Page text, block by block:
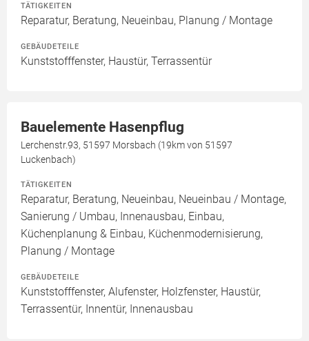
TÄTIGKEITEN
Reparatur, Beratung, Neueinbau, Planung / Montage
GEBÄUDETEILE
Kunststofffenster, Haustür, Terrassentür
Bauelemente Hasenpflug
Lerchenstr.93, 51597 Morsbach (19km von 51597
Luckenbach)
TÄTIGKEITEN
Reparatur, Beratung, Neueinbau, Neueinbau / Montage,
Sanierung / Umbau, Innenausbau, Einbau,
Küchenplanung & Einbau, Küchenmodernisierung,
Planung / Montage
GEBÄUDETEILE
Kunststofffenster, Alufenster, Holzfenster, Haustür,
Terrassentür, Innentür, Innenausbau